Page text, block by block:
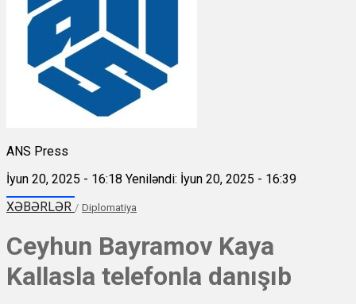
ANS Press
İyun 20, 2025 - 16:18 Yeniləndi: İyun 20, 2025 - 16:39
XƏBƏRLƏR / Diplomatiya
Ceyhun Bayramov Kaya
Kallasla telefonla danışıb